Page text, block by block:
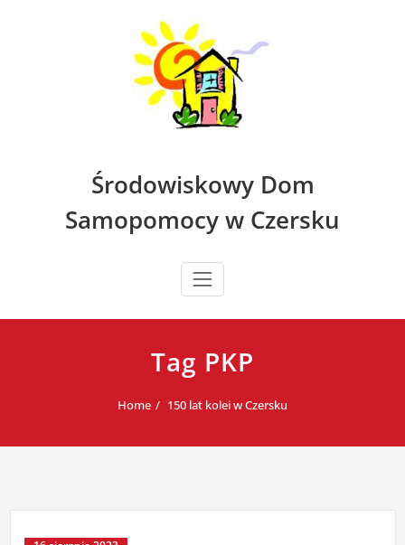
Środowiskowy Dom
Samopomocy w Czersku
Tag PKP
Home 150 lat kolei w Czersku